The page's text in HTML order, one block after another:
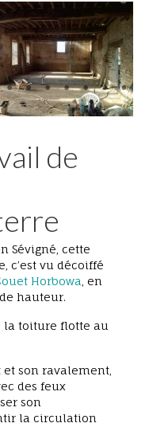
de
Sévigné, cette
c’est vu décoiffé
Horbowa, en
hauteur.
la toiture flotte au
et son ravalement,
des feux
son
la circulation